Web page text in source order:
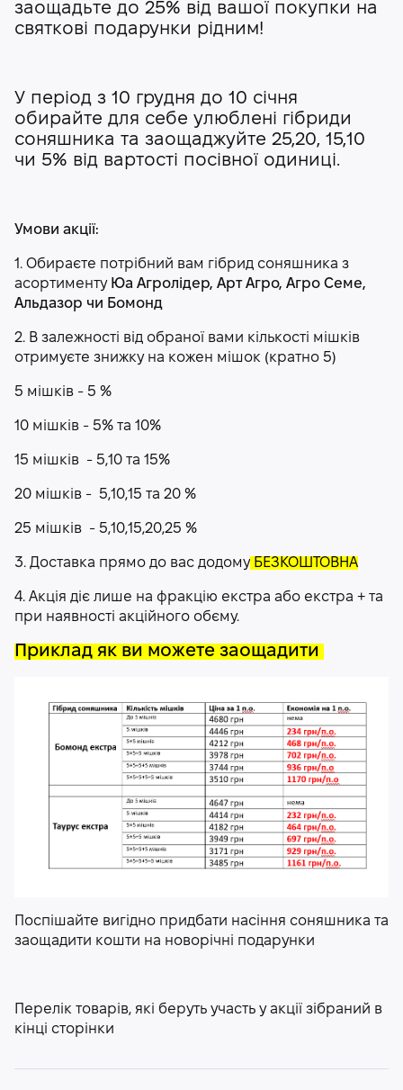
заощадьте до 25% від вашої покупки на
святкові подарунки рідним!
У період з 10 грудня до 10 січня
обирайте для себе улюблені гібриди
соняшника та заощаджуйте 25,20, 15,10
чи 5% від вартості посівної одиниці.
Умови акції:
1. Обираєте потрібний вам гібрид соняшника з
асортименту Юа Агролідер, Арт Агро, Агро Семе,
Альдазор чи Бомонд
2. В залежності від обраної вами кількості мішків
отримуєте знижку на кожен мішок (кратно 5)
5 мішків - 5 %
10 мішків - 5% та 10%
15 мішків - 5,10 та 15%
20 мішків - 5,10,15 та 20 %
25 мішків - 5,10,15,20,25 %
3. Доставка прямо до вас додому БЕЗКОШТОВНА
4. Акція діє лише на фракцію екстра або екстра + та
при наявності акційного обєму.
Приклад як ви можете заощадити
Поспішайте вигідно придбати насіння соняшника та
заощадити кошти на новорічні подарунки
Перелік товарів, які беруть участь у акції зібраний в
кінці сторінки